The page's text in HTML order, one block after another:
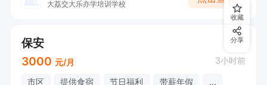
大荔交大乐亦学培训学校
保安
3000 元/月 3小时前
市区 提供食宿 节日福利 带薪年假 ...
收藏
分享